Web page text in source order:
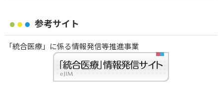
参考サイト
「統合医療」に係る情報発信等推進事業